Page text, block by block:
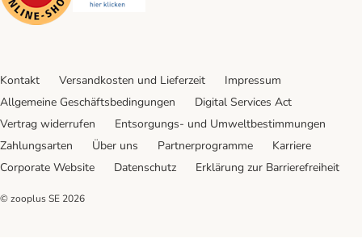
Kontakt Versandkosten und Lieferzeit
Impressum
Allgemeine Geschäftsbedingungen
Digital Services Act
Vertrag widerrufen
Entsorgungs- und Umweltbestimmungen
Zahlungsarten
Über uns Partnerprogramme
Karriere
Corporate Website
Datenschutz Erklärung zur Barrierefreiheit
© zooplus SE 2026